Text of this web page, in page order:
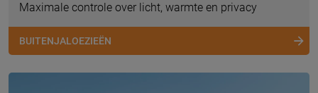
Maximale controle over licht, warmte en privacy
BUITENJALOEZIEËN